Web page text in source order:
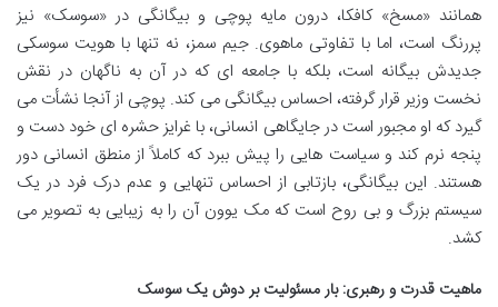
همانند «مسخ» کافکا، درون مایه پوچی و بیگانگی در «سوسک» نیز
پررنگ است، اما با تفاوتی ماهوی. جیم سمز، نه تنها با هویت سوسکی
جدیدش بیگانه است، بلکه با جامعه ای که در آن به ناگهان در نقش
نخست وزیر قرار گرفته، احساس بیگانگی می کند. پوچی از آنجا نشأت می
گیرد که او مجبور است در جایگاهی انسانی، با غرایز حشره ای خود دست و
پنجه نرم کند و سیاست هایی را پیش ببرد که کاملاً از منطق انسانی دور
هستند. این بیگانگی، بازتابی از احساس تنهایی و عدم درک فرد در یک
سیستم بزرگ و بی روح است که مک یوون آن را به زیبایی به تصویر می
کشد.
ماهیت قدرت و رهبری: بار مسئولیت بر دوش یک سوسک